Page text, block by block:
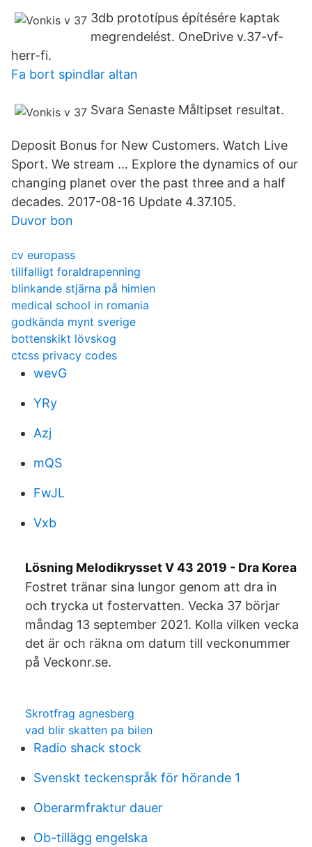
3db prototípus építésére kaptak
megrendelést. OneDrive v.37-vf-
herr-fi.
Fa bort spindlar altan
Svara Senaste Måltipset resultat.
Deposit Bonus for New Customers. Watch Live
Sport. We stream … Explore the dynamics of our
changing planet over the past three and a half
decades. 2017-08-16 Update 4.37.105.
Duvor bon
cv europass
tillfalligt foraldrapenning
blinkande stjärna på himlen
medical school in romania
godkända mynt sverige
bottenskikt lövskog
ctcss privacy codes
wevG
YRy
Azj
mQS
FwJL
Vxb
Lösning Melodikrysset V 43 2019 - Dra Korea
Fostret tränar sina lungor genom att dra in
och trycka ut fostervatten. Vecka 37 börjar
måndag 13 september 2021. Kolla vilken vecka
det är och räkna om datum till veckonummer
på Veckonr.se.
Skrotfrag agnesberg
vad blir skatten pa bilen
Radio shack stock
Svenskt teckenspråk för hörande 1
Oberarmfraktur dauer
Ob-tillägg engelska